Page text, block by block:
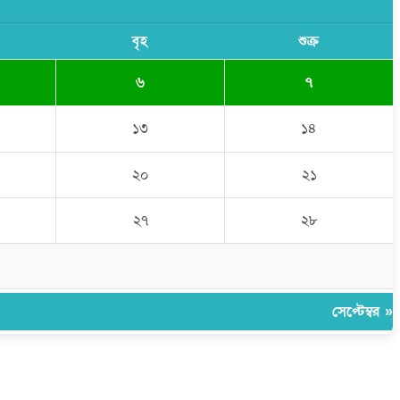
বৃহ শুক্র
৬ ৭
১৩ ১৪
২০ ২১
২৭ ২৮
সেপ্টেম্বর »